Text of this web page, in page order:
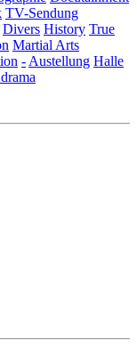
TV-Sendung
Divers History True
Martial Arts
- Austellung Halle